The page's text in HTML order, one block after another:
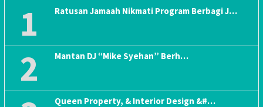
1 Ratusan Jamaah Nikmati Program Berbagi J…
2 Mantan DJ “Mike Syehan” Berh…
Queen Property, & Interior Design &#…